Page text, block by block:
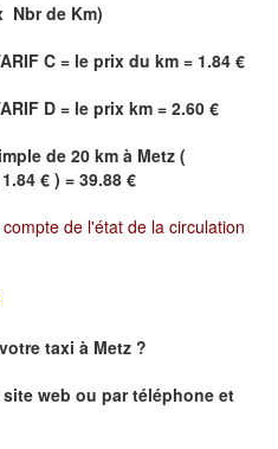
Nbr de Km)
C = le prix du km = 1.84 €
D = le prix km = 2.60 €
de 20 km à Metz (
€ ) = 39.88 €
de l'état de la circulation
taxi à Metz ?
web ou par téléphone et